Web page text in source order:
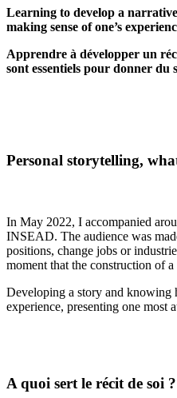
Learning to develop a
making sense of one’s
Apprendre à développer un
sont essentiels pour donner du
Personal storytelling,
In May 2022, I accompanied
INSEAD. The audience was
positions, change jobs or
moment that the construction of
Developing a story and knowing
experience, presenting one
A quoi sert le récit de soi ?